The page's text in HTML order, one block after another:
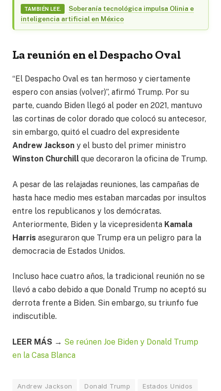
TAMBIÉN LEE.
Soberanía tecnológica impulsa Olinia e
inteligencia artificial en México
La reunión en el Despacho Oval
“El Despacho Oval es tan hermoso y ciertamente
espero con ansias (volver)”, afirmó Trump. Por su
parte, cuando Biden llegó al poder en 2021, mantuvo
las cortinas de color dorado que colocó su antecesor,
sin embargo, quitó el cuadro del expresidente
Andrew Jackson y el busto del primer ministro
Winston Churchill que decoraron la oficina de Trump.
A pesar de las relajadas reuniones, las campañas de
hasta hace medio mes estaban marcadas por insultos
entre los republicanos y los demócratas.
Anteriormente, Biden y la vicepresidenta Kamala
Harris aseguraron que Trump era un peligro para la
democracia de Estados Unidos.
Incluso hace cuatro años, la tradicional reunión no se
llevó a cabo debido a que Donald Trump no aceptó su
derrota frente a Biden. Sin embargo, su triunfo fue
indiscutible.
LEER MÁS → Se reúnen Joe Biden y Donald Trump
en la Casa Blanca
Andrew Jackson Donald Trump
Estados Unidos